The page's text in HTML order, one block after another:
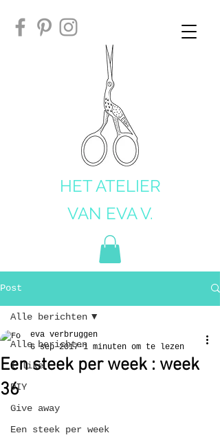
HET ATELIER
VAN EVA V.
Post
Alle berichten
I like
DIY
Give away
Een steek per week
Alle berichten
Een steek per week : week
36
eva verbruggen
6 sep 2017 1 minuten om te lezen